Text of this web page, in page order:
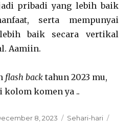
pribadi yang lebih baik
serta mempunyai
baik secara vertikal
Aamiin.
flash backtahun 2023 mu,
kolom komen ya ..
8, 2023 Categories
Sehari-hari